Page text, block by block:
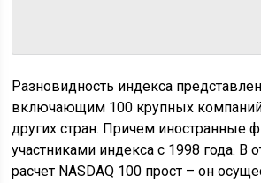
Разновидность индекса
включающим 100 крупных
других стран. Причем иностранные
участниками индекса с 1998 года. В
расчет NASDAQ 100 прост – он